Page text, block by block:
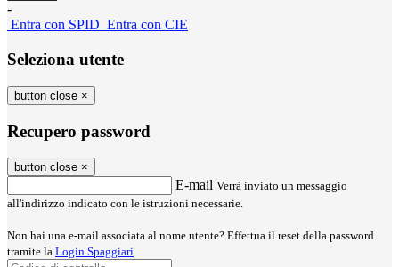
-
Entra con SPID Entra con CIE
Seleziona utente
button close ×
Recupero password
button close ×
E-mail Verrà inviato un messaggio
all'indirizzo indicato con le istruzioni necessarie.
Non hai una e-mail associata al nome utente? Effettua il reset della password
tramite la Login Spaggiari